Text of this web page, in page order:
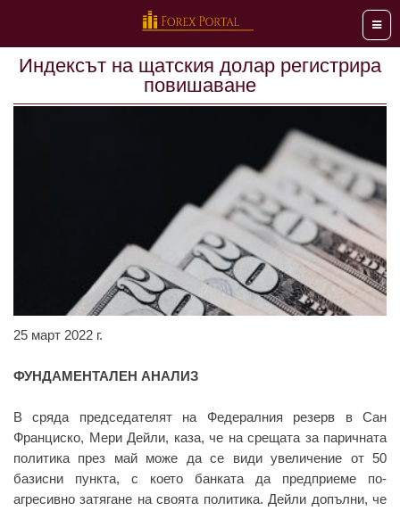
Меню
Индексът на щатския долар регистрира
повишаване
25 март 2022 г.
ФУНДАМЕНТАЛЕН АНАЛИЗ
В сряда председателят на Федералния резерв в Сан
Франциско, Мери Дейли, каза, че на срещата за паричната
политика през май може да се види увеличение от 50
базисни пункта, с което банката да предприеме по-
агресивно затягане на своята политика. Дейли допълни, че